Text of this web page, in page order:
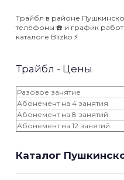
Трайбл в районе
телефоны ☎️ и график
каталоге Blizko ⚡️
Трайбл - Цены
Разовое занятие
Абонемент на 4 занятия
Абонемент на 8 занятий
Абонемент на 12 занятий
Каталог